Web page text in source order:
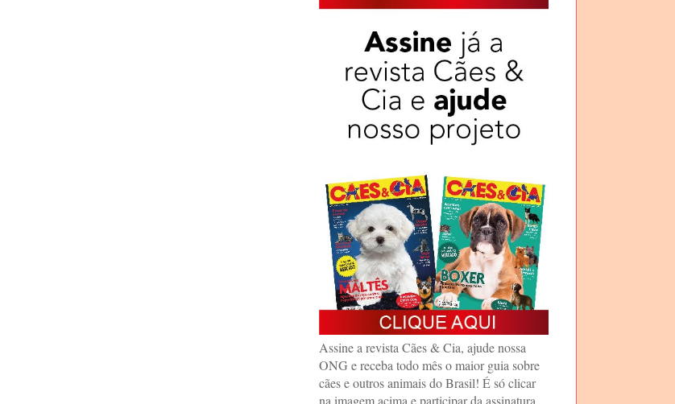
Assine a revista Cães & Cia, ajude nossa
ONG e receba todo mês o maior guia sobre
cães e outros animais do Brasil! É só clicar
na imagem acima e participar da assinatura